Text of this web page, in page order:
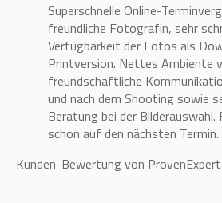
Superschnelle Online-
freundliche Fotografin, sehr
Verfügbarkeit der Fotos als
Printversion. Nettes Ambiente
freundschaftliche
und nach dem Shooting sowie
Beratung bei der Bilderauswahl.
schon auf den nächsten Termin.
Kunden-Bewertung von ProvenExpert